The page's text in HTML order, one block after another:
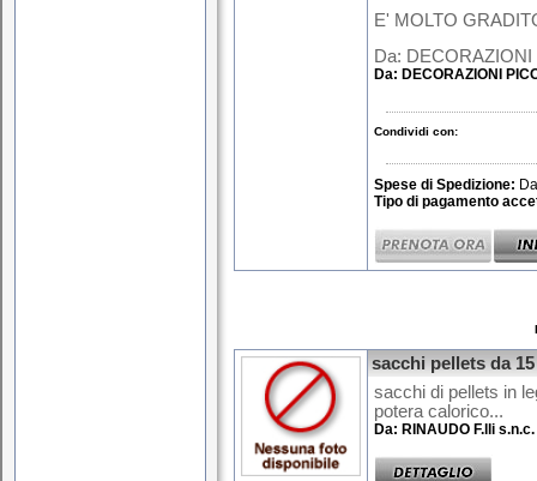
E' MOLTO
Da:
Da: DECORAZIONI
Condividi con:
Spese di Spedizione:
Tipo di pagamento
sacchi pellets da
sacchi di pellets in
potera calorico...
Da: RINAUDO F.lli